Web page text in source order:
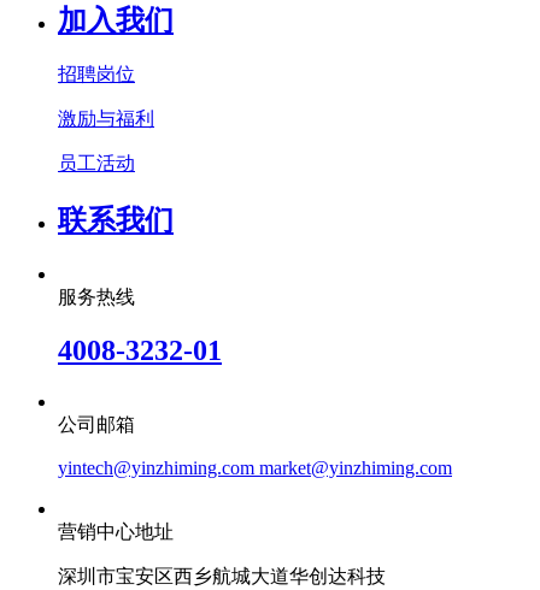
加入我们
招聘岗位
激励与福利
员工活动
联系我们
服务热线
4008-3232-01
公司邮箱
yintech@yinzhiming.com market@yinzhiming.com
营销中心地址
深圳市宝安区西乡航城大道华创达科技